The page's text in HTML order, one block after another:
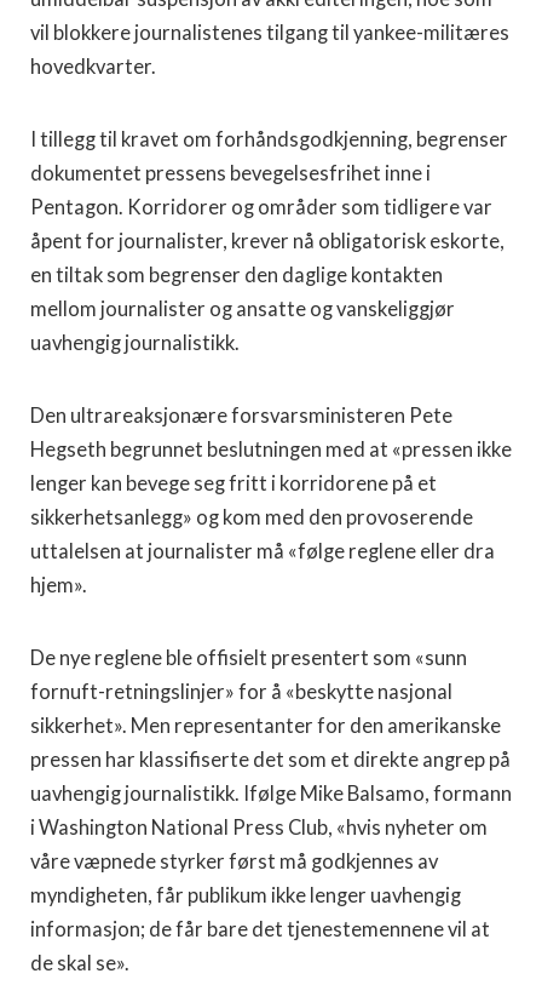
vil blokkere journalistenes tilgang til yankee-militæres
hovedkvarter.
I tillegg til kravet om forhåndsgodkjenning, begrenser
dokumentet pressens bevegelsesfrihet inne i
Pentagon. Korridorer og områder som tidligere var
åpent for journalister, krever nå obligatorisk eskorte,
en tiltak som begrenser den daglige kontakten
mellom journalister og ansatte og vanskeliggjør
uavhengig journalistikk.
Den ultrareaksjonære forsvarsministeren Pete
Hegseth begrunnet beslutningen med at «pressen ikke
lenger kan bevege seg fritt i korridorene på et
sikkerhetsanlegg» og kom med den provoserende
uttalelsen at journalister må «følge reglene eller dra
hjem».
De nye reglene ble offisielt presentert som «sunn
fornuft-retningslinjer» for å «beskytte nasjonal
sikkerhet». Men representanter for den amerikanske
pressen har klassifiserte det som et direkte angrep på
uavhengig journalistikk. Ifølge Mike Balsamo, formann
i Washington National Press Club, «hvis nyheter om
våre væpnede styrker først må godkjennes av
myndigheten, får publikum ikke lenger uavhengig
informasjon; de får bare det tjenestemennene vil at
de skal se».